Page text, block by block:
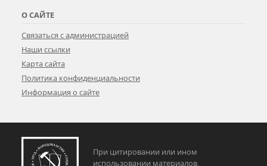
О САЙТЕ
Связаться с администрацией
Наши ссылки
Карта сайта
Политика конфиденциальности
Информация о сайте
При цитировании или ином
использовании материалов,